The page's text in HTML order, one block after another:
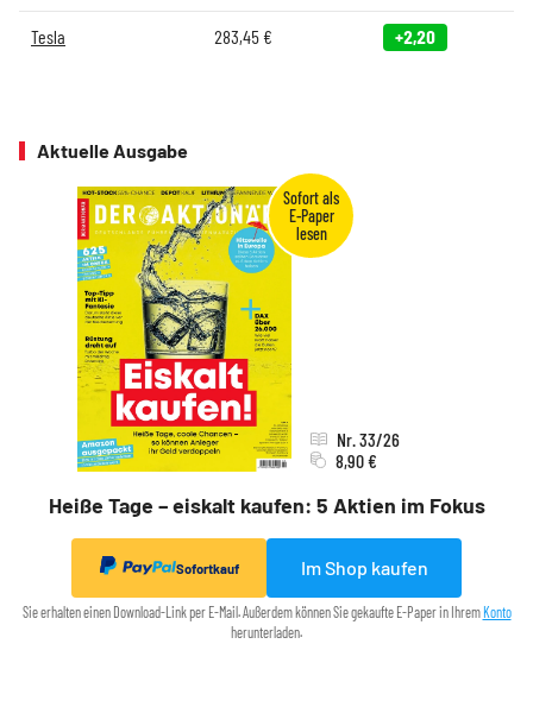
Tesla 283,45€ +2,20
Aktuelle Ausgabe
Heiße Tage – eiskalt kaufen: 5 Aktien im Fokus
Nr. 33/26
8,90 €
Sofortkauf Im Shop kaufen
Sie erhalten einen Download-Link per E-Mail. Außerdem können Sie gekaufte E-Paper in Ihrem Konto
herunterladen.